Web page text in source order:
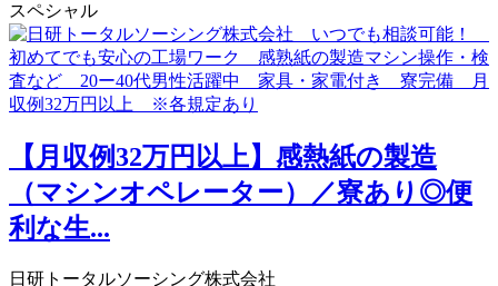
スペシャル
【月収例32万円以上】感熱紙の製造
（マシンオペレーター）／寮あり◎便
利な生...
日研トータルソーシング株式会社